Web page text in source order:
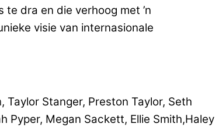
dra en die verhoog met ’n
visie van internasionale
Stanger, Preston Taylor, Seth
Pyper, Megan Sackett, Ellie Smith,Haley